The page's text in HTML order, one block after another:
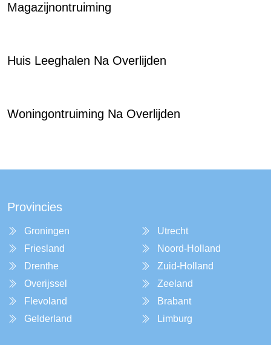
Magazijnontruiming
Huis Leeghalen Na Overlijden
Woningontruiming Na Overlijden
Provincies
Groningen
Friesland
Drenthe
Overijssel
Flevoland
Gelderland
Utrecht
Noord-Holland
Zuid-Holland
Zeeland
Brabant
Limburg